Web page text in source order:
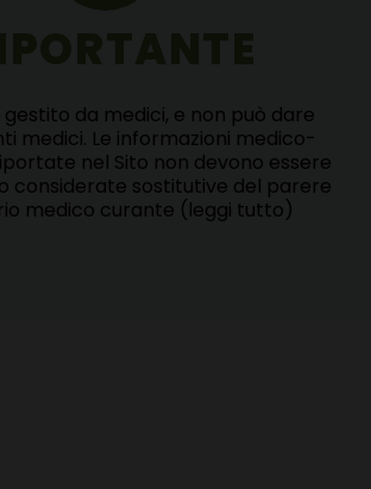
gestito da medici, e non può dare
medici. Le informazioni medico-
nel Sito non devono essere
considerate sostitutive del parere
medico curante (leggi tutto)